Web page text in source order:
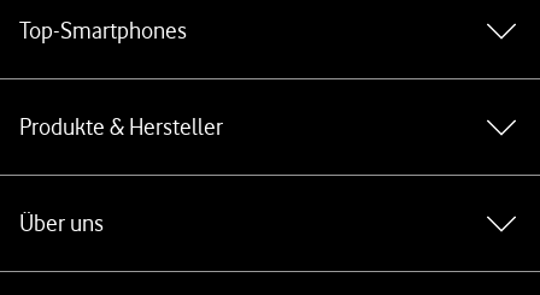
Top-Smartphones
Produkte & Hersteller
Über uns